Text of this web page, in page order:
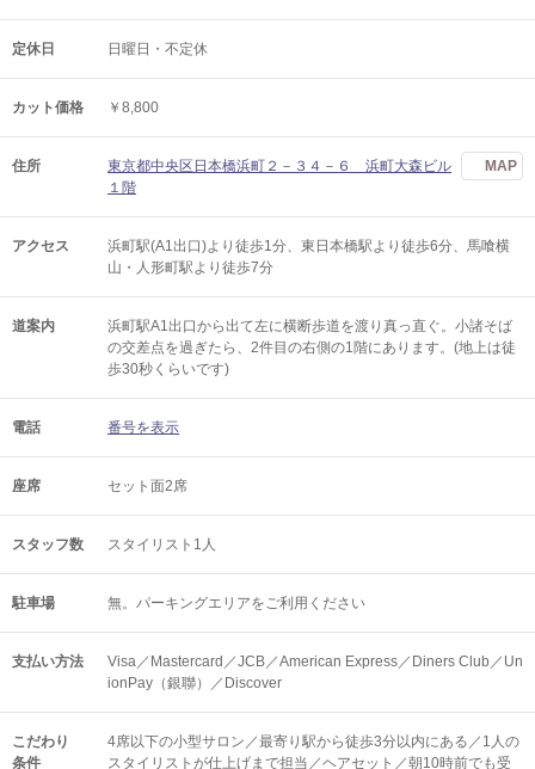
定休日 日曜日・不定休
カット価格 ￥8,800
住所
東京都中央区日本橋浜町２－３４－６ 浜町大森ビル
１階
MAP
アクセス
浜町駅(A1出口)より徒歩1分、東日本橋駅より徒歩6分、馬喰横
山・人形町駅より徒歩7分
道案内
浜町駅A1出口から出て左に横断歩道を渡り真っ直ぐ。小諸そば
の交差点を過ぎたら、2件目の右側の1階にあります。(地上は徒
歩30秒くらいです)
電話 番号を表示
座席 セット面2席
スタッフ数 スタイリスト1人
駐車場 無。パーキングエリアをご利用ください
支払い方法
Visa／Mastercard／JCB／American Express／Diners Club／Un
ionPay（銀聯）／Discover
こだわり
条件
4席以下の小型サロン／最寄り駅から徒歩3分以内にある／1人の
スタイリストが仕上げまで担当／ヘアセット／朝10時前でも受